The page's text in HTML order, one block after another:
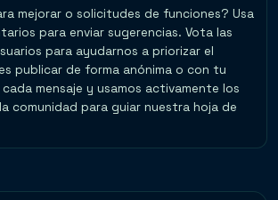
mejorar o solicitudes de funciones? Usa
para enviar sugerencias. Vota las
para ayudarnos a priorizar el
publicar de forma anónima o con tu
mensaje y usamos activamente los
comunidad para guiar nuestra hoja de